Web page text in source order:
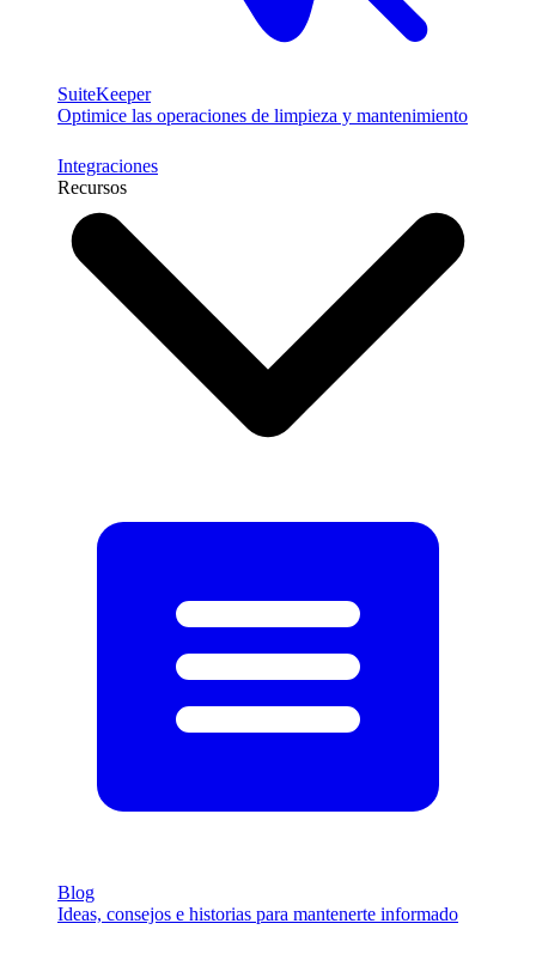
SuiteKeeper
Optimice las operaciones de limpieza y mantenimiento
Integraciones
Recursos
Blog
Ideas, consejos e historias para mantenerte informado